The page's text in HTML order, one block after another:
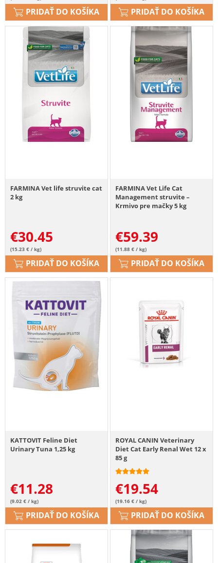
PRIDAŤ DO KOŠÍKA PRIDAŤ DO KOŠÍKA
FARMINA Vet life struvite cat
2 kg
€30.45
(15.23 € / kg)
PRIDAŤ DO KOŠÍKA
FARMINA Vet Life Cat
Management struvite –
Krmivo pre mačky 5 kg
€59.39
(11.88 € / kg)
PRIDAŤ DO KOŠÍKA
KATTOVIT Feline Diet
Urinary Tuna 1,25 kg
€11.28
(9.02 € / kg)
PRIDAŤ DO KOŠÍKA
ROYAL CANIN Veterinary
Diet Cat Early Renal Wet 12 x
85 g
€19.54
(19.16 € / kg)
PRIDAŤ DO KOŠÍKA